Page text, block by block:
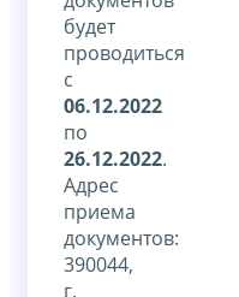
будет
проводиться
с
06.12.2022
по
26.12.2022.
Адрес
приема
документов:
390044,
г.